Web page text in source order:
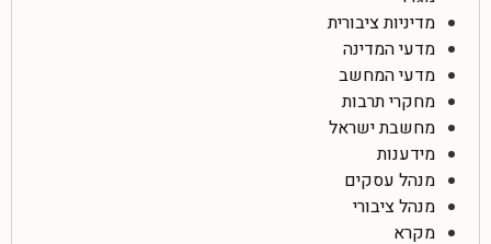
מדיניות ציבורית
מדעי המדינה
מדעי המחשב
מחקרי תרבות
מחשבת ישראל
מידענות
מנהל עסקים
מנהל ציבורי
מקרא